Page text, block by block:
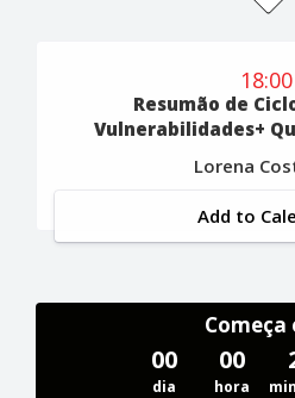
18:00
Resumão de
Vulnerabilidades+
Lorena
Add to
Começa
00
dia
00
hora